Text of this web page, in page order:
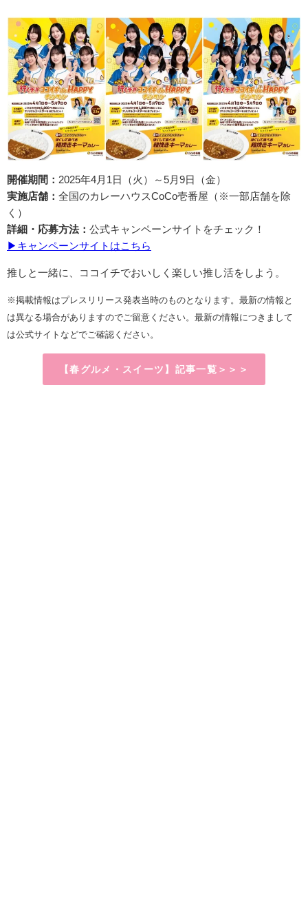
開催期間： 2025年4月1日（火）～5月9日（金）
実施店舗： 全国のカレーハウスCoCo壱番屋（※一部店舗を除
く）
詳細・応募方法： 公式キャンペーンサイトをチェック！
▶キャンペーンサイトはこちら
推しと一緒に、ココイチでおいしく楽しい推し活をしよう。
※掲載情報はプレスリリース発表当時のものとなります。最新の情報と
は異なる場合がありますのでご留意ください。最新の情報につきまして
は公式サイトなどでご確認ください。
【春グルメ・スイーツ】記事一覧＞＞＞